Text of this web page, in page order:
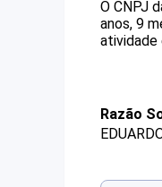
O CNPJ
anos, 9
atividade
Razão